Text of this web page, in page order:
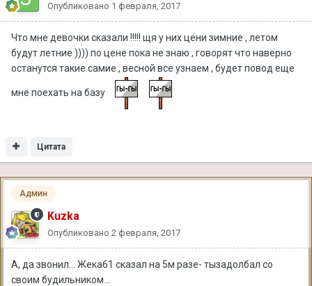
Опубликовано 1 февраля, 2017
Что мне девочки сказали !!!!! щя у них цени зимние , летом
будут летние )))) по цене пока не знаю , говорят что наверно
останутся такие самие , весной все узнаем , будет повод еще
мне поехать на базу
Цитата
Админ
Kuzka
Опубликовано 2 февраля, 2017
А, да звонил... Жека61 сказал на 5м разе- тызадолбал со
своим будильником...